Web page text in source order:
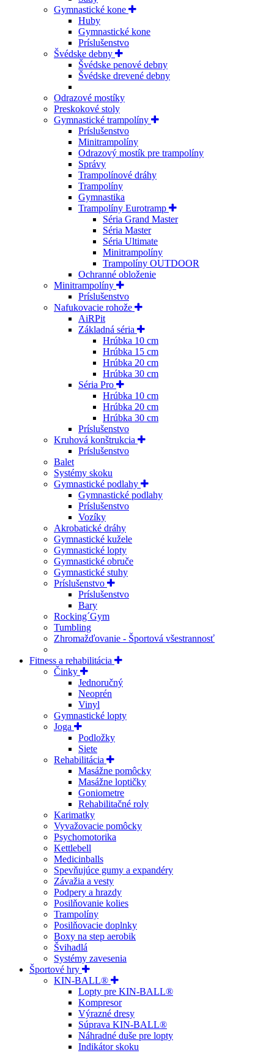
Gymnastické kone
Huby
Gymnastické kone
Príslušenstvo
Švédske debny
Švédske penové debny
Švédske drevené debny
Odrazové mostíky
Preskokové stoly
Gymnastické trampolíny
Príslušenstvo
Minitrampolíny
Odrazový mostík pre trampolíny
Správy
Trampolínové dráhy
Trampolíny
Gymnastika
Trampolíny Eurotramp
Séria Grand Master
Séria Master
Séria Ultimate
Minitrampolíny
Trampolíny OUTDOOR
Ochranné obloženie
Minitrampolíny
Príslušenstvo
Nafukovacie rohože
AiRPit
Základná séria
Hrúbka 10 cm
Hrúbka 15 cm
Hrúbka 20 cm
Hrúbka 30 cm
Séria Pro
Hrúbka 10 cm
Hrúbka 20 cm
Hrúbka 30 cm
Príslušenstvo
Kruhová konštrukcia
Príslušenstvo
Balet
Systémy skoku
Gymnastické podlahy
Gymnastické podlahy
Príslušenstvo
Vozíky
Akrobatické dráhy
Gymnastické kužele
Gymnastické lopty
Gymnastické obruče
Gymnastické stuhy
Príslušenstvo
Príslušenstvo
Bary
Rocking´Gym
Tumbling
Zhromažďovanie - Športová všestrannosť
Fitness a rehabilitácia
Činky
Jednoručný
Neoprén
Vinyl
Gymnastické lopty
Joga
Podložky
Siete
Rehabilitácia
Masážne pomôcky
Masážne loptičky
Goniometre
Rehabilitačné roly
Karimatky
Vyvažovacie pomôcky
Psychomotorika
Kettlebell
Medicinballs
Spevňujúce gumy a expandéry
Závažia a vesty
Podpery a hrazdy
Posilňovanie kolies
Trampolíny
Posilňovacie doplnky
Boxy na step aerobik
Švihadlá
Systémy zavesenia
Športové hry
KIN-BALL®
Lopty pre KIN-BALL®
Kompresor
Výrazné dresy
Súprava KIN-BALL®
Náhradné duše pre lopty
Indikátor skoku